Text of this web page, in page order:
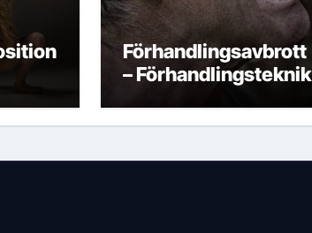
Förhandlingsavbrott
– Förhandlingsteknik